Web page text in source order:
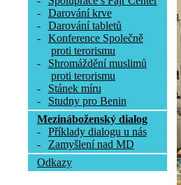
-
Darování krve
-
Darování tabletů
-
Konference Společně
proti terorismu
-
Shromáždění muslimů
proti terorismu
-
Stánek míru
-
Studny pro Benin
Mezináboženský dialog
-
Příklady dialogu u nás
-
Zamyšlení nad MD
Odkazy